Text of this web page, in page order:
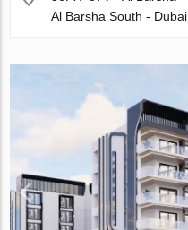
Al Barsha South - Dubai